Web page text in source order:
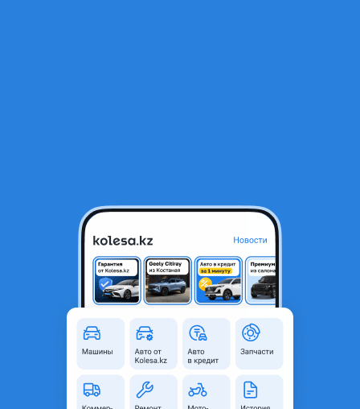
Крылья на Субару Форестер 2019-2021
Алматы, Алматинская
область
Новая